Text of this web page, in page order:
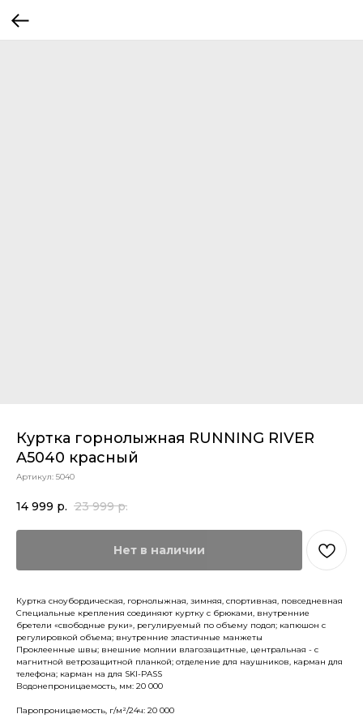
Куртка горнолыжная RUNNING RIVER
A5040 красный
Артикул: 5040
14 999 р. 23 999 р.
Нет в наличии
Куртка сноубордическая, горнолыжная, зимняя, спортивная, повседневная
Специальные крепления соединяют куртку с брюками, внутренние
бретели «свободные руки», регулируемый по объему подол; капюшон с
регулировкой объема; внутренние эластичные манжеты
Проклеенные швы; внешние молнии влагозащитные, центральная - с
магнитной ветрозащитной планкой; отделение для наушников, карман для
телефона; карман на для SKI-PASS
Водонепроницаемость, мм: 20 000
Паропроницаемость, г/м²/24ч: 20 000